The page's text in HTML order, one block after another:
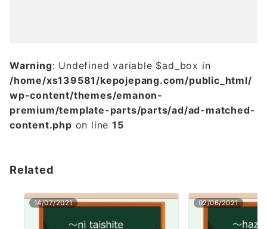
Warning: Undefined variable $ad_box in
/home/xs139581/kepojepang.com/public_html/
wp-content/themes/emanon-
premium/template-parts/parts/ad/ad-matched-
content.php on line15
Related
14/07/2021 02/06/2021